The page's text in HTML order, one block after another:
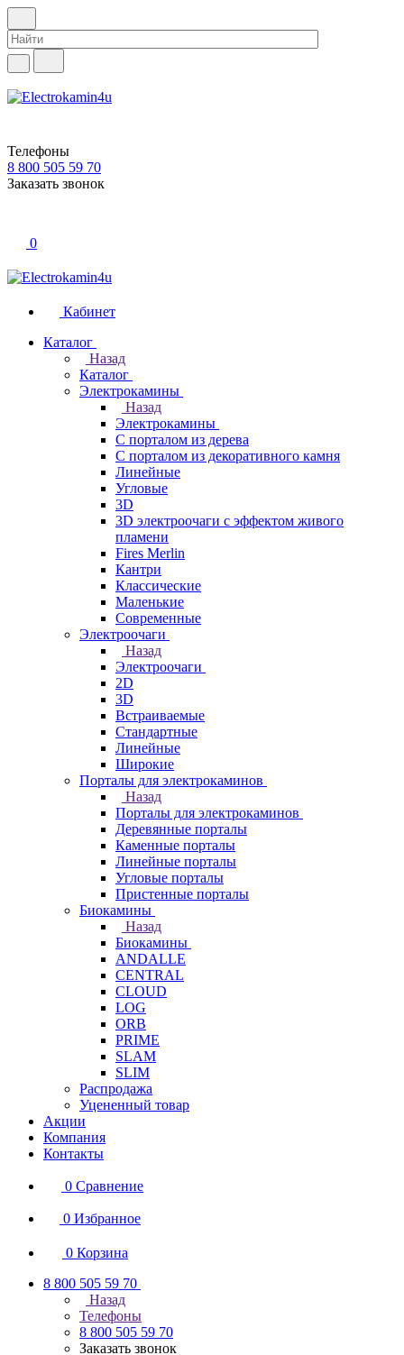
Телефоны
8 800 505 59 70
Заказать звонок
0
Кабинет
Каталог
Назад
Каталог
Электрокамины
Назад
Электрокамины
С порталом из дерева
С порталом из декоративного камня
Линейные
Угловые
3D
3D электроочаги с эффектом живого
пламени
Fires Merlin
Кантри
Классические
Маленькие
Современные
Электроочаги
Назад
Электроочаги
2D
3D
Встраиваемые
Стандартные
Линейные
Широкие
Порталы для электрокаминов
Назад
Порталы для электрокаминов
Деревянные порталы
Каменные порталы
Линейные порталы
Угловые порталы
Пристенные порталы
Биокамины
Назад
Биокамины
ANDALLE
CENTRAL
CLOUD
LOG
ORB
PRIME
SLAM
SLIM
Распродажа
Уцененный товар
Акции
Компания
Контакты
0 Сравнение
0 Избранное
0 Корзина
8 800 505 59 70
Назад
Телефоны
8 800 505 59 70
Заказать звонок